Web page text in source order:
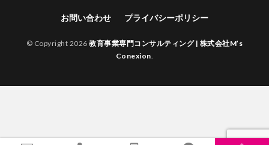
お問い合わせ プライバシーポリシー
© Copyright 2026教育事業専門コンサルティング | 株式会社M’s
Conexion